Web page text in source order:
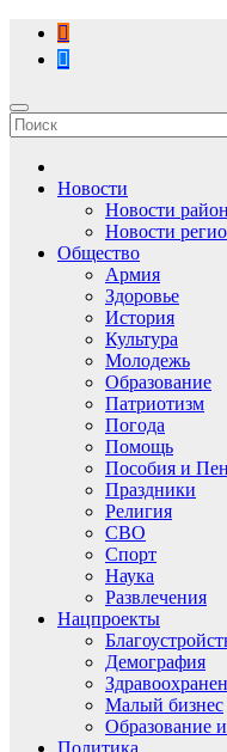
Перейти
содержимому
Новости
Новости
Новости
Общество
Армия
Здоровье
История
Культура
Молодежь
Образование
Патриотизм
Погода
Помощь
Пособия и
Праздники
Религия
СВО
Спорт
Наука
Развлечения
Нацпроекты
Демография
Малый бизнес
Образование
Политика